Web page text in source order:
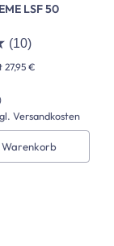
LSF 50
(10)
27,95 €
Versandkosten
Warenkorb